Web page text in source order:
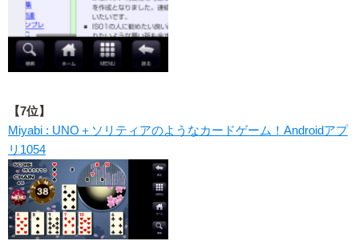
【7位】
Miyabi : UNO＋ソリティアのようなカードゲーム！Androidアプ
リ1054